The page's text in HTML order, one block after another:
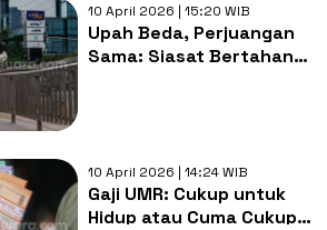
10 April 2026 | 15:20 WIB
Upah Beda, Perjuangan
Sama: Siasat Bertahan
10 April 2026 | 14:24 WIB
Gaji UMR: Cukup untuk
Hidup atau Cuma Cukup